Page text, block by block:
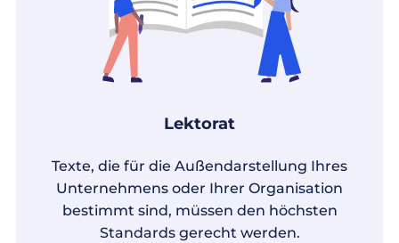
Lektorat
Texte, die für die Außendarstellung Ihres
Unternehmens oder Ihrer Organisation
bestimmt sind, müssen den höchsten
Standards gerecht werden.